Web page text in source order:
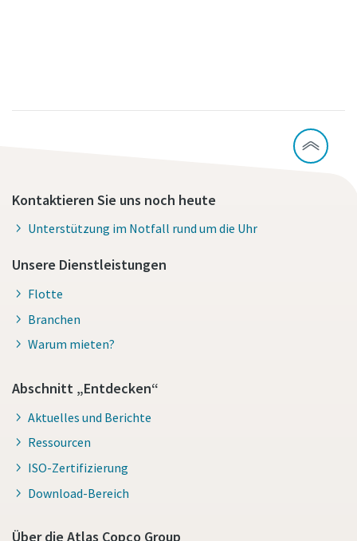
Kontaktieren Sie uns noch heute
Unterstützung im Notfall rund um die Uhr
Unsere Dienstleistungen
Flotte
Branchen
Warum mieten?
Abschnitt „Entdecken“
Aktuelles und Berichte
Ressourcen
ISO-Zertifizierung
Download-Bereich
Über die Atlas Copco Group